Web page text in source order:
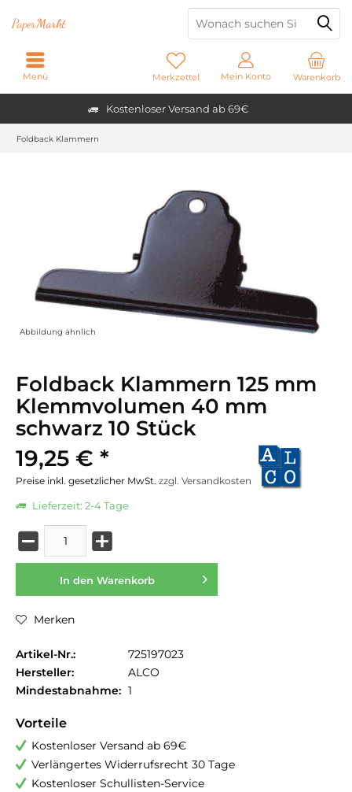
Kostenloser Versand ab 69€
PaperMarkt
Warenkorb
Merkzettel Mein Konto
Menü
Foldback Klammern
Abbildung ähnlich
Foldback Klammern 125 mm
Klemmvolumen 40 mm
schwarz 10 Stück
19,25 € *
Preise inkl. gesetzlicher MwSt. zzgl. Versandkosten
Lieferzeit: 2-4 Tage
In den Warenkorb
Merken
Artikel-Nr.:
725197023
Hersteller:
ALCO
Mindestabnahme: 1
Vorteile
Kostenloser Versand ab 69€
Verlängertes Widerrufsrecht 30 Tage
Kostenloser Schullisten-Service